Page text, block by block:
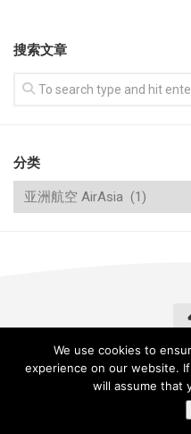
搜索文章
分类
飞常旅客 VERYLVKE
Powered by
We use cookies to
experience on our website.
will assume that